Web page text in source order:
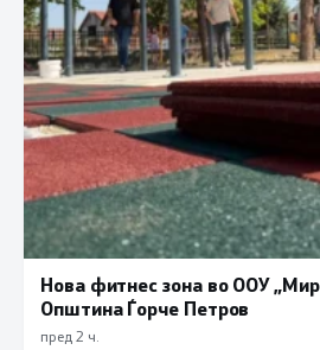
Нова фитнес зона во ООУ
Општина Ѓорче Петров
пред 2 ч.